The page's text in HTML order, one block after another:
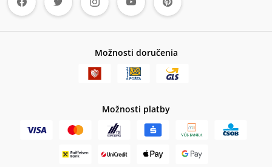
Možnosti doručenia
Možnosti platby